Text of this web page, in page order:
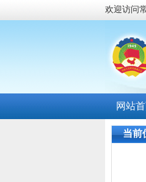
欢迎访问
网站
当前